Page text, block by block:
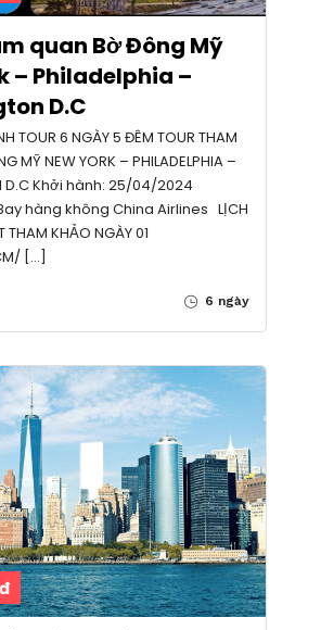
quan Bờ Đông Mỹ
– Philadelphia –
D.C
TOUR 6 NGÀY 5 ĐÊM TOUR THAM
MỸ NEW YORK – PHILADELPHIA –
D.C Khởi hành: 25/04/2024
hàng không China Airlines LỊCH
THAM KHẢO NGÀY 01
[…]
6 ngày